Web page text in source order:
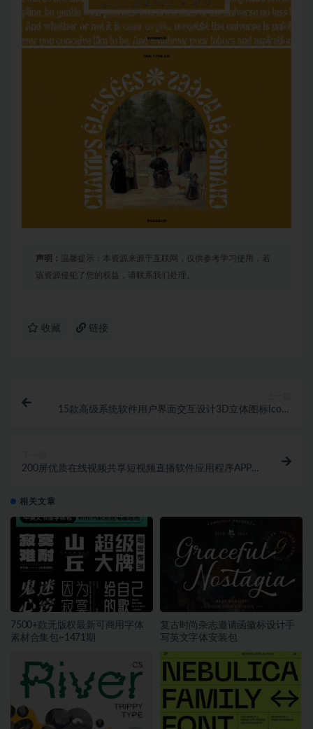
声明： 温馨提示：本资源来源于互联网，仅供参考学习使用，若
该资源侵犯了您的权益，请联系我们处理。
收藏 链接
15款高级系统软件用户界面交互设计3D立体图标Icons
200屏优质在线视频共享短视频直播软件应用程序APP
相关文章
7500+款无版权最新可商用字体
素材合集包~1471期
复古时尚杂志邀请函徽标设计手
写英文字体安装包